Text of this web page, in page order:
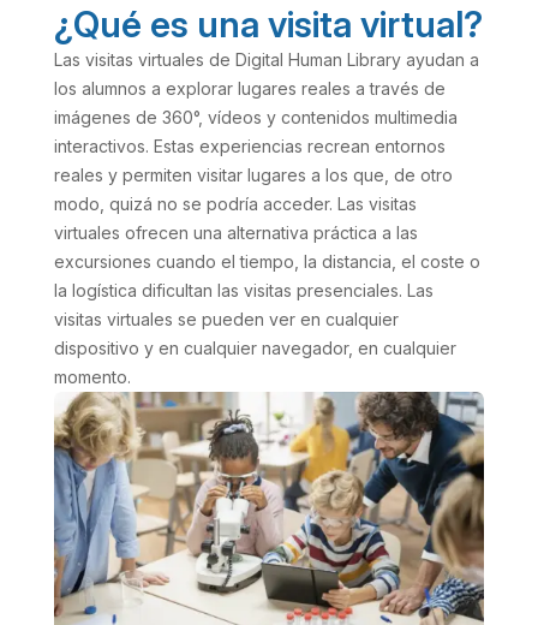
¿Qué es una visita virtual?
Las visitas virtuales de Digital Human Library ayudan a
los alumnos a explorar lugares reales a través de
imágenes de 360°, vídeos y contenidos multimedia
interactivos. Estas experiencias recrean entornos
reales y permiten visitar lugares a los que, de otro
modo, quizá no se podría acceder. Las visitas
virtuales ofrecen una alternativa práctica a las
excursiones cuando el tiempo, la distancia, el coste o
la logística dificultan las visitas presenciales. Las
visitas virtuales se pueden ver en cualquier
dispositivo y en cualquier navegador, en cualquier
momento.